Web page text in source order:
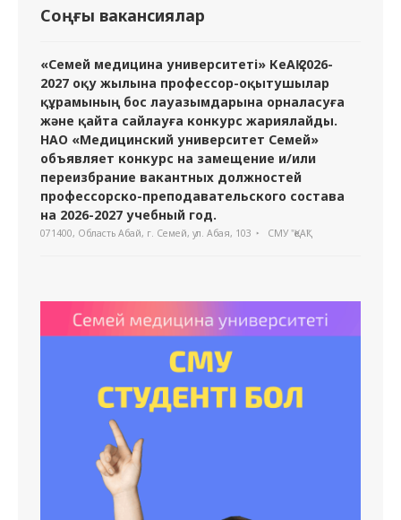
Соңғы вакансиялар
«Семей медицина университеті» КеАҚ 2026-
2027 оқу жылына профессор-оқытушылар
құрамының бос лауазымдарына орналасуға
және қайта сайлауға конкурс жариялайды.
НАО «Медицинский университет Семей»
объявляет конкурс на замещение и/или
переизбрание вакантных должностей
профессорско-преподавательского состава
на 2026-2027 учебный год.
071400, Область Абай, г. Семей, ул. Абая, 103 СМУ "ҚеАҚ"